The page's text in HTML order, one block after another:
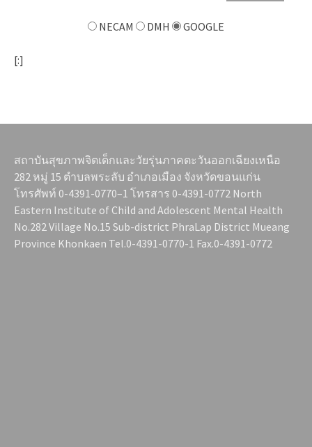
NECAM DMH GOOGLE
[:]
สถาบันสุขภาพจิตเด็กและวัยรุ่นภาคตะวันออกเฉียงเหนือ
282 หมู่ 15 ตำบลพระลับ อำเภอเมือง จังหวัดขอนแก่น
โทรศัพท์ 0-4391-0770–1 โทรสาร 0-4391-0772 North
Eastern Institute of Child and Adolescent Mental Health
No.282 Village No.15 Sub-district PhraLap District Mueang
Province Khonkaen Tel.0-4391-0770-1 Fax.0-4391-0772